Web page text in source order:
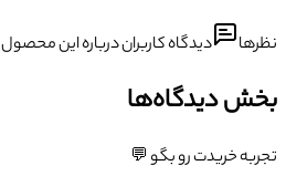
نظرها دیدگاه کاربران درباره این محصول
بخش دیدگاه‌ها
تجربه خریدت رو بگو 💬